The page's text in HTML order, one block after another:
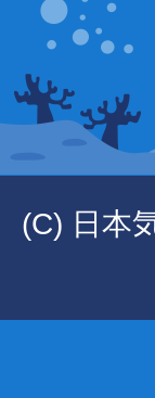
(C) 日本